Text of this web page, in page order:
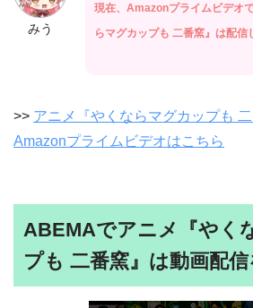
みう
現在、Amazonプライムビデオ
らマグカップも 二番窯』は配信
>> アニメ『やくならマグカップも
Amazonプライムビデオはこちら
ABEMAでアニメ『やく
プも 二番窯』は動画配